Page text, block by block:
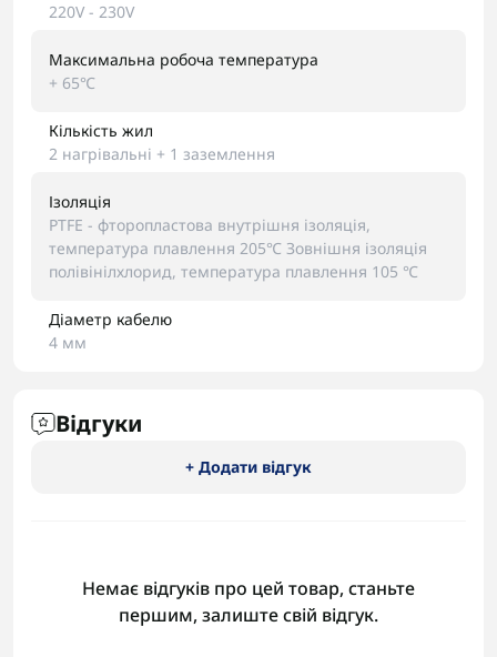
220V - 230V
Максимальна робоча температура
+ 65℃
Кількість жил
2 нагрівальні + 1 заземлення
Ізоляція
PTFE - фторопластова внутрішня ізоляція,
температура плавлення 205℃ Зовнішня ізоляція
полівінілхлорид, температура плавлення 105 ℃
Діаметр кабелю
4 мм
Відгуки
+ Додати відгук
Немає відгуків про цей товар, станьте
першим, залиште свій відгук.